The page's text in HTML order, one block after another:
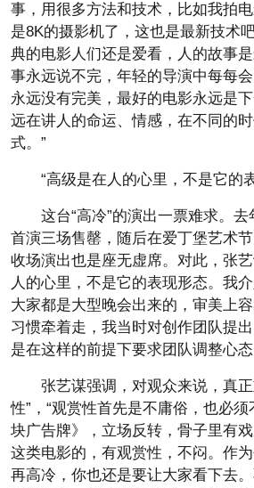
事，用很多方法和技术，比如我拍
是8K的摄影机了，这也是最新技术
典的电影人们还是爱看，人的故事
事永远说不完，年轻的导演中每每
永远没有完美，最好的电影永远是
远在讲人的命运、情感，在不同的
式。”
“高级是在人的心里，不是它的
这台“高冷”的演出一票难求。
首演三场售罄，随后在爱丁堡艺术
收场演出也是座无虚席。对此，张
人的心里，不是它的表现形态。我
大家都是大型晚会出来的，审美上
习惯牵着走，我当时对创作团队提出
是在这样的前提下要求团队调整心态
张艺谋强调，对观众来说，真
性”，“观赏性首先是不庸俗，也必
块广告牌》，立场反转，骨子里有
这类电影的，有观赏性，不闷。作
再高冷，你也还是要让大家看下去